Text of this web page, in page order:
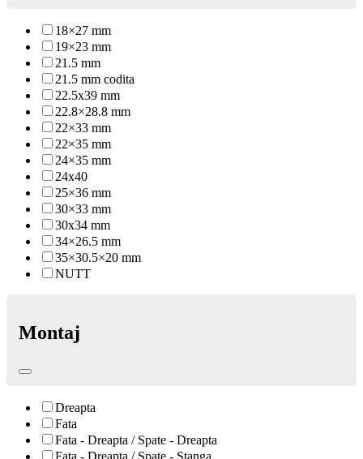
18×27 mm
19×23 mm
21.5 mm
21.5 mm codita
22.5x39 mm
22.8×28.8 mm
22×33 mm
22×35 mm
24×35 mm
24x40
25×36 mm
30×33 mm
30x34 mm
34×26.5 mm
35×30.5×20 mm
NUTT
Montaj
Dreapta
Fata
Fata - Dreapta / Spate - Dreapta
Fata - Dreapta / Spate - Stanga